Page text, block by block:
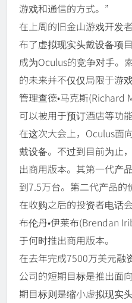
游戏和通信的方式。”
在上周的旧金山游戏开发
布了虚拟现实头戴设备项
成为Oculus的竞争对手。
的未来并不仅仅局限于游
管理查德•马克斯(Richard
可以被用于预订酒店等功能
在这次大会上，Oculus面
戴设备。不过到目前为止
出商用版本。其第一代产
到7.5万台。第二代产品的
在收购之后的投资者电话
布伦丹•伊莱布(Brendan
于何时推出商用版本。
在去年完成7500万美元融
公司的短期目标是推出面
期目标则是缩小虚拟现实